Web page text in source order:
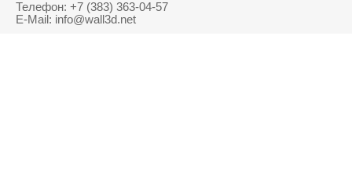
Телефон: +7 (383) 363-04-57
E-Mail: info@wall3d.net